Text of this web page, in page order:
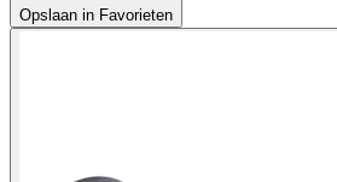
Opslaan in Favorieten